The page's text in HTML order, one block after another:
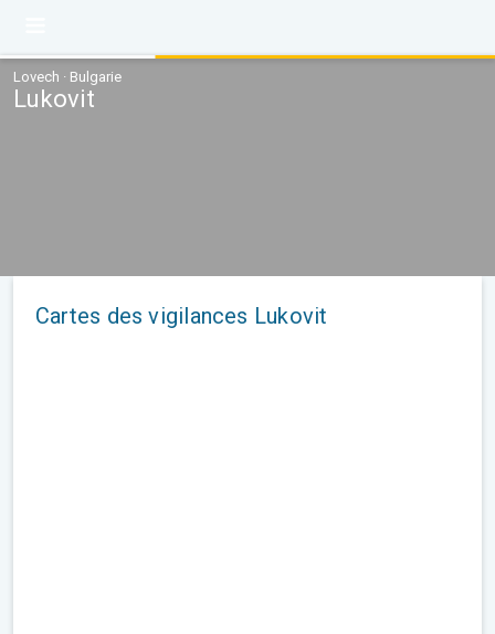
Lovech · Bulgarie
Lukovit
Cartes des vigilances Lukovit